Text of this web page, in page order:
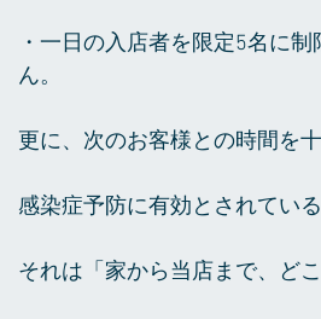
・一日の入店者を限定5名に
ん。
更に、次のお客様との時間を
感染症予防に有効とされてい
それは「家から当店まで、ど